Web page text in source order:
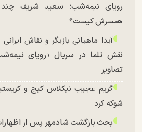
رویای نیمه‌شب؛ سعید شریف
همسرش کیست؟
آیدا ماهیانی بازیگر و نقاش ایرانی
نقش تلما در سریال «رویای
تصاویر
گریم عجیب نیکلاس کیج و
شوکه کرد
بحث بازگشت شادمهر پس از